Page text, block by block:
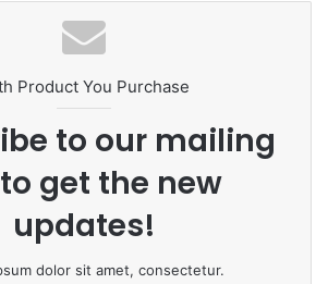
Product You Purchase
to our mailing
get the new
updates!
dolor sit amet, consectetur.